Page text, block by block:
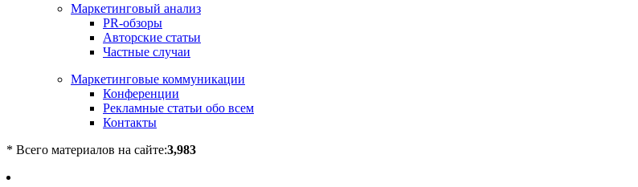
Маркетинговый анализ
PR-обзоры
Авторские статьи
Частные случаи
Маркетинговые коммуникации
Конференции
Рекламные статьи обо всем
Контакты
* Всего материалов на сайте:3,983